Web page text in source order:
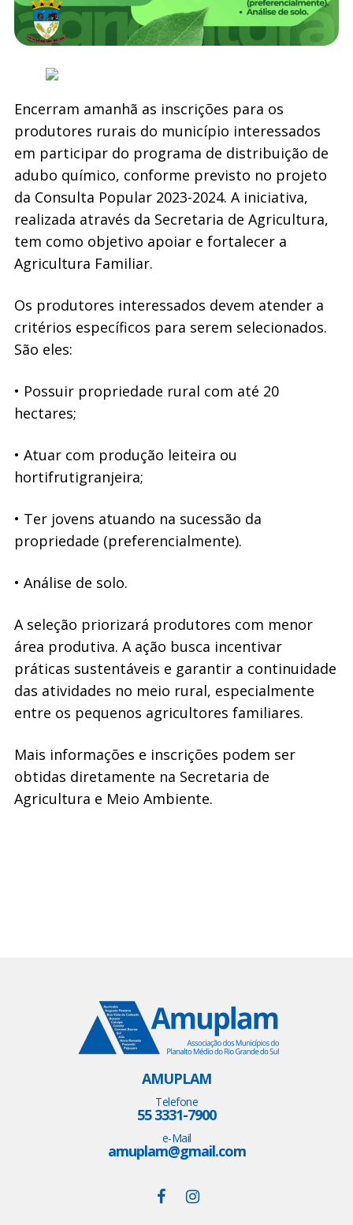
Encerram amanhã as inscrições para os
produtores rurais do município interessados
em participar do programa de distribuição de
adubo químico, conforme previsto no projeto
da Consulta Popular 2023-2024. A iniciativa,
realizada através da Secretaria de Agricultura,
tem como objetivo apoiar e fortalecer a
Agricultura Familiar.
Os produtores interessados devem atender a
critérios específicos para serem selecionados.
São eles:
• Possuir propriedade rural com até 20
hectares;
• Atuar com produção leiteira ou
hortifrutigranjeira;
• Ter jovens atuando na sucessão da
propriedade (preferencialmente).
• Análise de solo.
A seleção priorizará produtores com menor
área produtiva. A ação busca incentivar
práticas sustentáveis e garantir a continuidade
das atividades no meio rural, especialmente
entre os pequenos agricultores familiares.
Mais informações e inscrições podem ser
obtidas diretamente na Secretaria de
Agricultura e Meio Ambiente.
AMUPLAM
Telefone
55 3331-7900
e-Mail
amuplam@gmail.com